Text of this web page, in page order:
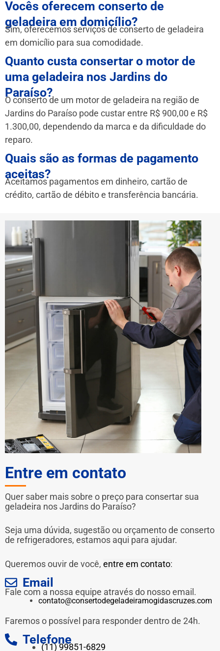
Vocês oferecem conserto de
geladeira em domicílio?
Sim, oferecemos serviços de conserto de geladeira
em domicílio para sua comodidade.
Quanto custa consertar o motor de
uma geladeira nos Jardins do
Paraíso?
O conserto de um motor de geladeira na região de
Jardins do Paraíso pode custar entre R$ 900,00 e R$
1.300,00, dependendo da marca e da dificuldade do
reparo.
Quais são as formas de pagamento
aceitas?
Aceitamos pagamentos em dinheiro, cartão de
crédito, cartão de débito e transferência bancária.
Entre em contato
Quer saber mais sobre o preço para consertar sua
geladeira nos Jardins do Paraíso?
Seja uma dúvida, sugestão ou orçamento de conserto
de refrigeradores, estamos aqui para ajudar.
Queremos ouvir de você, entre em contato:
Email
Fale com a nossa equipe através do nosso email.
contato@consertodegeladeiramogidascruzes.com
Faremos o possível para responder dentro de 24h.
Telefone
(11) 99851-6829